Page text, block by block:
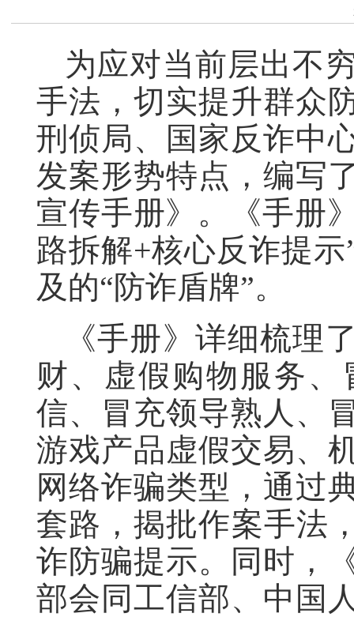
为应对当前层出不
手法，切实提升群众
刑侦局、国家反诈中
发案形势特点，编写
宣传手册》。《手册
路拆解+核心反诈提
及的“防诈盾牌”。
《手册》详细梳理
财、虚假购物服务
信、冒充领导熟人、
游戏产品虚假交易、
网络诈骗类型，通过
套路，揭批作案手法
诈防骗提示。同时，
部会同工信部、中国